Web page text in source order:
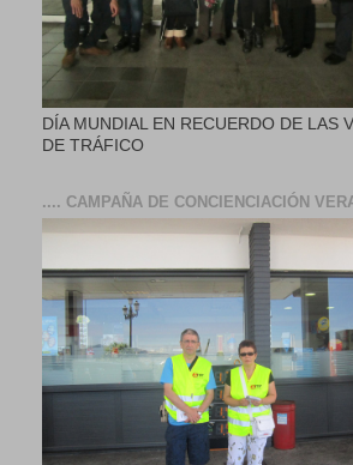
DÍA MUNDIAL EN RECUERDO DE LAS
DE TRÁFICO
.... CAMPAÑA DE CONCIENCIACIÓN